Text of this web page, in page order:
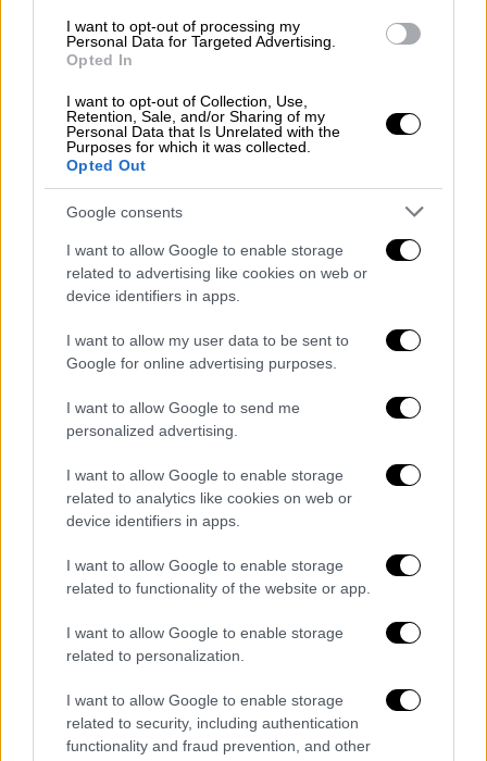
I want to opt-out of processing my
Personal Data for Targeted Advertising.
Opted In
I want to opt-out of Collection, Use,
Retention, Sale, and/or Sharing of my
Personal Data that Is Unrelated with the
Purposes for which it was collected.
Opted Out
Google consents
I want to allow Google to enable storage
related to advertising like cookies on web or
device identifiers in apps.
I want to allow my user data to be sent to
Google for online advertising purposes.
I want to allow Google to send me
personalized advertising.
I want to allow Google to enable storage
related to analytics like cookies on web or
device identifiers in apps.
I want to allow Google to enable storage
related to functionality of the website or app.
I want to allow Google to enable storage
related to personalization.
I want to allow Google to enable storage
related to security, including authentication
functionality and fraud prevention, and other
Παράλληλα, θα διατίθενται εκατοντάδες
τίτλοι του Disney Channel, ταινίες, σειρές,
περιεχόμενο μικρού μήκους και αφιερώματα
συμπεριλαμβανομένων των «Χάνα Μοντάνα
Η Επόμενη Γενιά».
Η ιστορία των Αντετοκούνμπο
Στις 24 Ιουνίου, αποκλειστικά στο Disney+
κάνει πρεμιέρα η ταινία «Άνοδος: Η Ιστορία
των Αντετοκούνμπο» που αφηγείται την
αληθινή ιστορία της οικογένειας
Αντετοκούνμπο και το ταξίδι τους από την
παγκόσμιου μπάσκετ. Μετά τη
μετανάστευσή τους από τη Νιγηρία στην
Ελλάδα, ο Τσαρλς και η Βέρα Αντετοκούνμπο
πάλεψαν για να επιβιώσουν και να
εξασφαλίσουν τ' απαραίτητα για τα πέντε
παιδιά τους, ενώ ζούσαν καθημερινά υπό την
απειλή της απέλασης. Με τον μεγαλύτερο
συγγενείς, το ζευγάρι ήθελε απεγνωσμένα ν'
αποκτήσει την ελληνική υπηκοότητα, αλλά οι
προσπάθειές τους υπονομεύονταν από ένα
σύστημα που τους εμπόδιζε σε κάθε βήμα.